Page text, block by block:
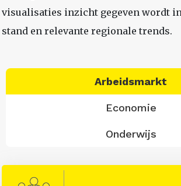
visualisaties inzicht gegeven wordt
stand en relevante regionale trends.
Arbeidsmarkt
Economie
Onderwijs